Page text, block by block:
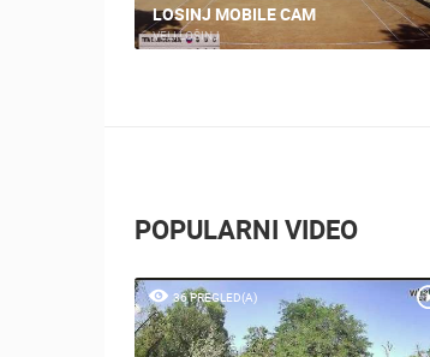
LOSINJ MOBILE CAM
VELI LOŠINJ
POPULARNI VIDEO
36 PREGLED(A)